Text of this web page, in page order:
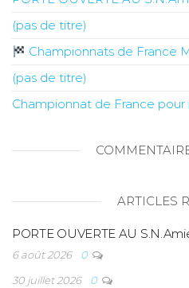
(pas de titre)
Championnats de France
(pas de titre)
Championnat de France pour
ARTICLES
PORTE OUVERTE AU
6 août 2026
0
30 juillet 2026
0